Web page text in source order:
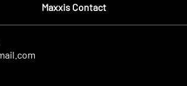
Maxxis Contact